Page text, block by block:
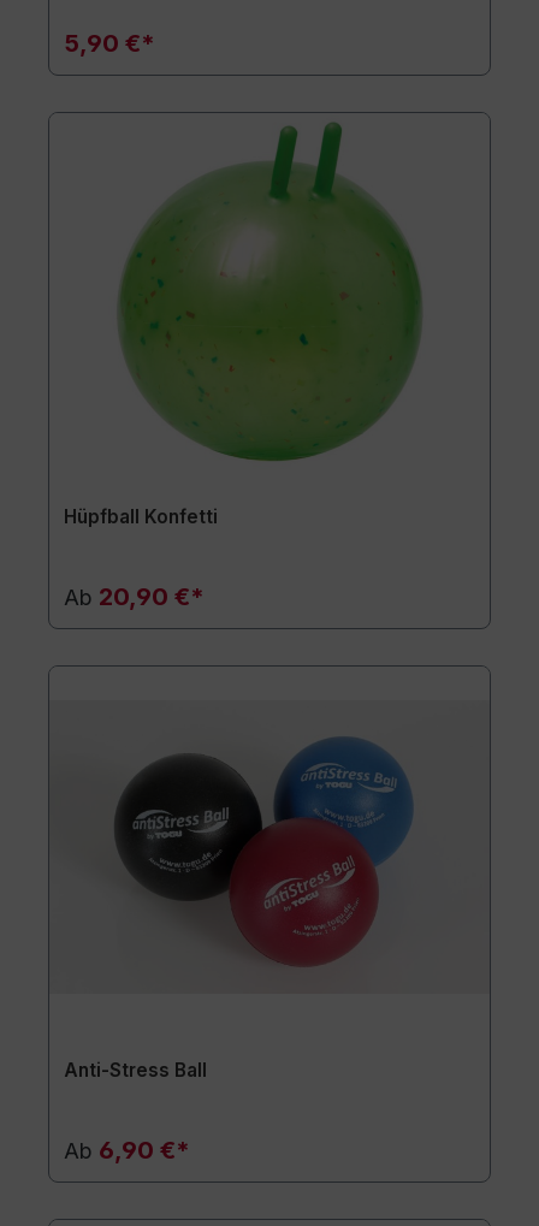
5,90 €*
Hüpfball Konfetti
Ab 20,90 €*
Anti-Stress Ball
Ab 6,90 €*